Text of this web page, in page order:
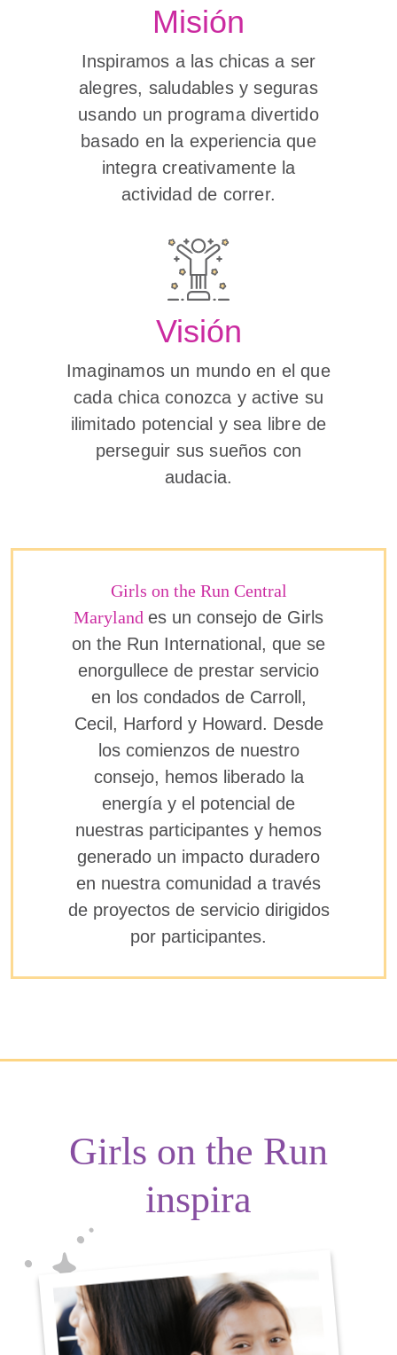
Misión
Inspiramos a las chicas a ser
alegres, saludables y seguras
usando un programa divertido
basado en la experiencia que
integra creativamente la
actividad de correr.
Visión
Imaginamos un mundo en el que
cada chica conozca y active su
ilimitado potencial y sea libre de
perseguir sus sueños con
audacia.
Girls on the Run Central
Maryland es un consejo de Girls
on the Run International, que se
enorgullece de prestar servicio
en los condados de Carroll,
Cecil, Harford y Howard. Desde
los comienzos de nuestro
consejo, hemos liberado la
energía y el potencial de
nuestras participantes y hemos
generado un impacto duradero
en nuestra comunidad a través
de proyectos de servicio dirigidos
por participantes.
Girls on the Run
inspira